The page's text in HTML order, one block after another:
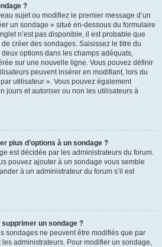
?
sujet ou modifiez le premier message d’un
un sondage » situé en-dessous du formulaire
n’est pas disponible, il est probable que
créer des sondages. Saisissez le titre du
options dans les champs adéquats,
sur une nouvelle ligne. Vous pouvez définir
peuvent insérer en modifiant, lors du
utilisateur ». Vous pouvez également
jours et autoriser ou non les utilisateurs à
plus d’options à un sondage ?
est décidée par les administrateurs du forum.
pouvez ajouter à un sondage vous semble
à un administrateur du forum s’il est
un sondage ?
sondages ne peuvent être modifiés que par
les administrateurs. Pour modifier un sondage,